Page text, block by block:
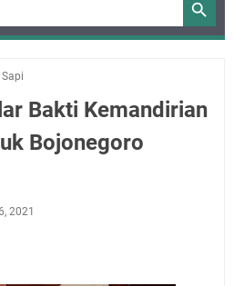
Bakti Kemandirian
Bojonegoro
2021